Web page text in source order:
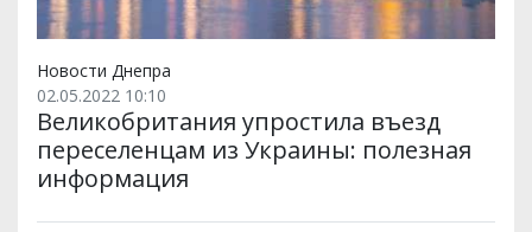
Новости Днепра
02.05.2022 10:10
Великобритания упростила въезд
переселенцам из Украины: полезная
информация